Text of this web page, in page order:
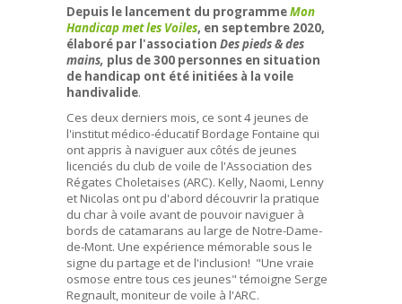
Depuis le lancement du programmeMon
Handicap met les Voiles, en septembre 2020,
élaboré par l'association Des pieds & des
mains, plus de 300 personnes en situation
de handicap ont été initiées à la voile
handivalide.
Ces deux derniers mois, ce sont 4 jeunes de
l'institut médico-éducatif Bordage Fontaine qui
ont appris à naviguer aux côtés de jeunes
licenciés du club de voile de l'Association des
Régates Choletaises (ARC). Kelly, Naomi, Lenny
et Nicolas ont pu d'abord découvrir la pratique
du char à voile avant de pouvoir naviguer à
bords de catamarans au large de Notre-Dame-
de-Mont. Une expérience mémorable sous le
signe du partage et de l'inclusion! "Une vraie
osmose entre tous ces jeunes" témoigne Serge
Regnault, moniteur de voile à l'ARC.